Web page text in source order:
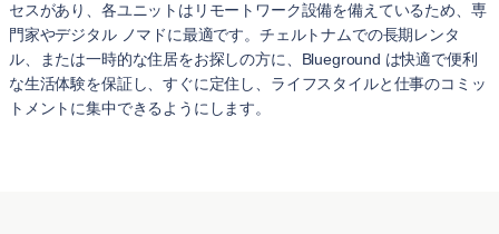
セスがあり、各ユニットはリモートワーク設備を備えているため、専
門家やデジタル ノマドに最適です。チェルトナムでの長期レンタ
ル、または一時的な住居をお探しの方に、Blueground は快適で便利
な生活体験を保証し、すぐに定住し、ライフスタイルと仕事のコミッ
トメントに集中できるようにします。